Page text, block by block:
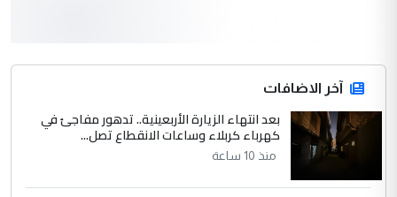
التعليق : قرار مستعجل جدا ولامصلحة فيه
للوزاره ولا للمواطن القرار الصائب يكون بعد
الاستماع للمدير ومغرفة ...
الموضوع :
وزير الصحة يعفي مدير مستشفى الكرخ
العام في بغداد
آخر الاضافات
بعد انتهاء الزيارة الأربعينية.. تدهور مفاجئ في
كهرباء كربلاء وساعات الانقطاع تصل...
منذ 10 ساعة